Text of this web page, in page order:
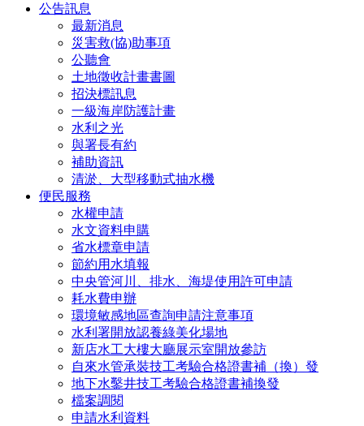
公告訊息
最新消息
災害救(協)助事項
公聽會
土地徵收計畫書圖
招決標訊息
一級海岸防護計畫
水利之光
與署長有約
補助資訊
清淤、大型移動式抽水機
便民服務
水權申請
水文資料申購
省水標章申請
節約用水填報
中央管河川、排水、海堤使用許可申請
耗水費申辦
環境敏感地區查詢申請注意事項
水利署開放認養綠美化場地
新店水工大樓大廳展示室開放參訪
自來水管承裝技工考驗合格證書補（換）發
地下水鑿井技工考驗合格證書補換發
檔案調閱
申請水利資料